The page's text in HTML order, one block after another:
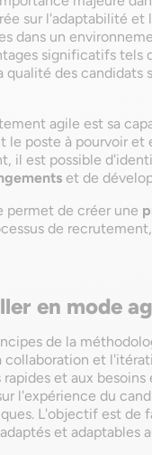
sur l'adaptabilité et
dans un
significatifs tels
qualité des
agile est sa
le poste à pourvoir et
il est possible
et de
permet de créer une
de
en mode
de la
et
et aux
l'expérience du
L'objectif est de
et adaptables